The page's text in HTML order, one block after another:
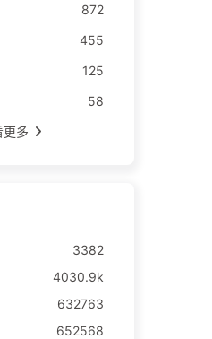
872
455
125
58
更多
3382
4030.9k
632763
652568